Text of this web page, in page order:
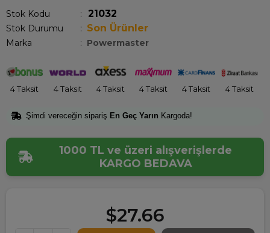
Stok Kodu 21032
Stok Durumu : Son Ürünler
Marka : Powermaster
4 Taksit 4 Taksit 4 Taksit 4 Taksit 4 Taksit 4 Taksit
Şimdi vereceğin sipariş En Geç Yarın Kargoda!
1000 TL ve üzeri alışverişlerde
KARGO BEDAVA
$27.66